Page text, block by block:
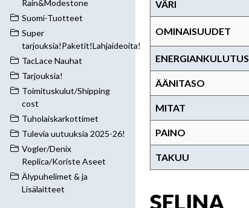
Rain&Modestone
Suomi-Tuotteet
Super
tarjouksia!Paketit!Lahjaideoita!
TacLace Nauhat
Tarjouksia!
Toimituskulut/Shipping
cost
Tuholaiskarkottimet
Tulevia uutuuksia 2025-26!
Vogler/Denix
Replica/Koriste Aseet
Älypuhelimet & ja
Lisälaitteet
VÄRI
OMINAISUUDET
ENERGIANKULUTUS
ÄÄNITASO
MITAT
PAINO
TAKUU
SELINA